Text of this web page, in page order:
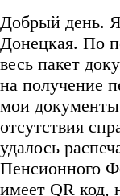
Добрый день.
Донецкая. По
весь пакет
на получение
мои
отсутствия
удалось
Пенсионного
имеет QR код,